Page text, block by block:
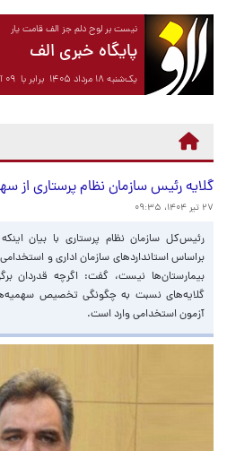
نیست بر لوح دلم جز الف قامت یار
پایگاه خبری الف
یک‌شنبه ۱۸ مرداد ۱۴۰۵ برابر با ۰۹ آگوست ۲۰۲۶
گلایه رئیس سازمان نظام پرستاری از
۲۷ تیر ۱۴۰۴، ۰۹:۳۵
رئیس‌کل سازمان نظام پرستاری با بیان
براساس استانداردهای سازمان اداری و
بیمارستان‌ها نیست، گفت: اگرچه قدردان
گلایه‌های نسبت به چگونگی تخصیص
آزمون استخدامی وارد است.